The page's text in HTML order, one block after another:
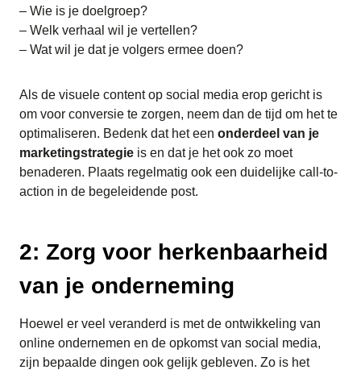
– Wie is je doelgroep?
– Welk verhaal wil je vertellen?
– Wat wil je dat je volgers ermee doen?
Als de visuele content op social media erop gericht is
om voor conversie te zorgen, neem dan de tijd om het te
optimaliseren. Bedenk dat het een onderdeel van je
marketingstrategie is en dat je het ook zo moet
benaderen. Plaats regelmatig ook een duidelijke call-to-
action in de begeleidende post.
2: Zorg voor herkenbaarheid
van je onderneming
Hoewel er veel veranderd is met de ontwikkeling van
online ondernemen en de opkomst van social media,
zijn bepaalde dingen ook gelijk gebleven. Zo is het